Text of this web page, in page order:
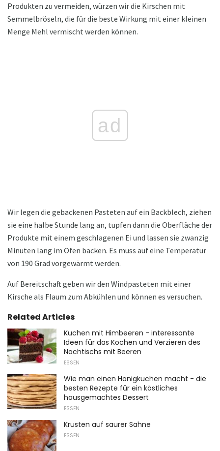
Produkten zu vermeiden, würzen wir die Kirschen mit
Semmelbröseln, die für die beste Wirkung mit einer kleinen
Menge Mehl vermischt werden können.
ad
Wir legen die gebackenen Pasteten auf ein Backblech, ziehen
sie eine halbe Stunde lang an, tupfen dann die Oberfläche der
Produkte mit einem geschlagenen Ei und lassen sie zwanzig
Minuten lang im Ofen backen. Es muss auf eine Temperatur
von 190 Grad vorgewärmt werden.
Auf Bereitschaft geben wir den Windpasteten mit einer
Kirsche als Flaum zum Abkühlen und können es versuchen.
Related Articles
Kuchen mit Himbeeren - interessante
Ideen für das Kochen und Verzieren des
Nachtischs mit Beeren
ESSEN
Wie man einen Honigkuchen macht - die
besten Rezepte für ein köstliches
hausgemachtes Dessert
ESSEN
Krusten auf saurer Sahne
ESSEN